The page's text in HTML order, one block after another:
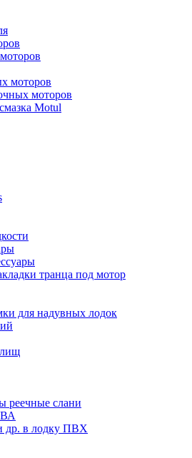
моторов
моторов
Motul
транца под мотор
для надувных лодок
реечные слани
др. в лодку ПВХ